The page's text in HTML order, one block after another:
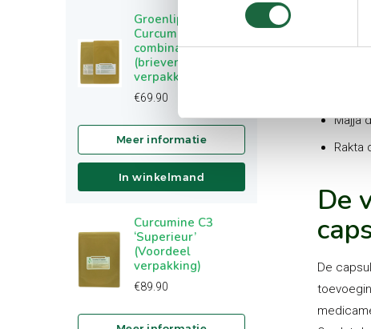
Groenlipmossel &
Curcumine C3
combinatie
(brievenbus
verpakking)
€69.90
In winkelmand
Curcumine C3
‘Superieur’
(Voordeel
verpakking)
€89.90
Majja
Rakta
De
De